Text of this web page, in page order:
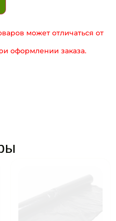
может отличаться от
оформлении заказа.